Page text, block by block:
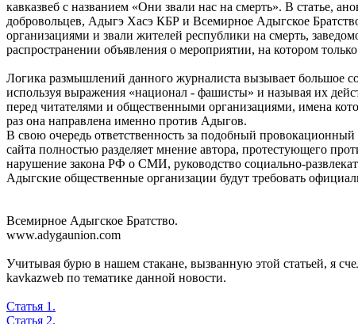
кавказвеб с названием «Они звали нас на смерть». В статье,
добровольцев, Адыгэ Хасэ КБР и Всемирное Адыгское
организациями и звали жителей республики на смерть,
распространении объявления о мероприятии, на котором
Логика размышлений данного журналиста вызывает большое
используя выражения «национал - фашисты» и называя их
перед читателями и общественными организациями, имена
раз она направлена именно против Адыгов.
В свою очередь ответственность за подобный
сайта полностью разделяет мнение автора, протестующего
нарушение закона РФ о СМИ, руководство социально-
Адыгские общественные организации будут требовать
Всемирное Адыгское Братство.
www.adygaunion.com
Учитывая бурю в нашем стакане, вызванную этой статьей, я
kavkazweb по тематике данной новости.
Статья 1.
Статья 2.